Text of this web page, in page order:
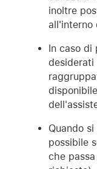
inoltre
all'interno
In caso di
desiderati
Quando
possibile
che